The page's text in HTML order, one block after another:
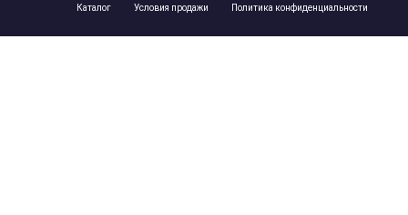
Каталог Условия продажи Политика конфиденциальности